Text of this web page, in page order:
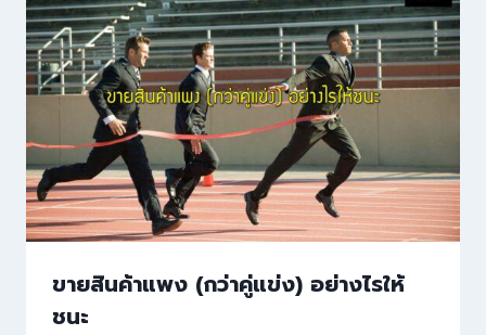
ขายสินค้าแพง (กว่าคู่แข่ง) อย่างไรให้
ชนะ